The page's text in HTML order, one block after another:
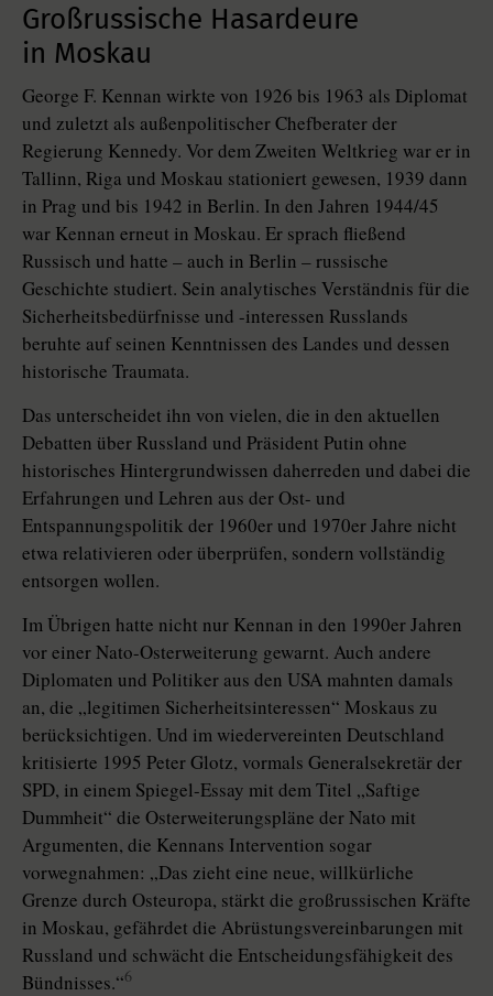
Großrussische Hasardeure
in Moskau
George F. Kennan wirkte von 1926 bis 1963 als Diplomat
und zuletzt als außenpolitischer Chefberater der
Regierung Kennedy. Vor dem Zweiten Weltkrieg war er in
Tallinn, Riga und Moskau stationiert gewesen, 1939 dann
in Prag und bis 1942 in Berlin. In den Jahren 1944/45
war Kennan erneut in Moskau. Er sprach fließend
Russisch und hatte – auch in Berlin – russische
Geschichte studiert. Sein analytisches Verständnis für die
Sicherheitsbedürfnisse und -interessen Russlands
beruhte auf seinen Kenntnissen des Landes und dessen
historische Traumata.
Das unterscheidet ihn von vielen, die in den ak­tuel­len
Debatten über Russland und Präsident Putin ohne
historisches Hintergrundwissen daherreden und dabei die
Erfahrungen und Lehren aus der Ost- und
Entspannungspolitik der 1960er und 1970er Jahre nicht
etwa relativieren oder überprüfen, sondern vollständig
entsorgen wollen.
Im Übrigen hatte nicht nur Kennan in den 1990er Jahren
vor einer Nato-Osterweiterung gewarnt. Auch andere
Diplomaten und Politiker aus den USA mahnten damals
an, die „legitimen Sicherheitsinteressen“ Moskaus zu
berücksichtigen. Und im wiedervereinten Deutschland
kritisierte 1995 Peter Glotz, vormals Generalsekretär der
SPD, in einem Spiegel-Essay mit dem Titel „Saftige
Dummheit“ die Osterweiterungspläne der Nato mit
Argumenten, die Kennans Intervention sogar
vorwegnahmen: „Das zieht eine neue, willkürliche
Grenze durch Osteuropa, stärkt die großrussischen Kräfte
in Moskau, gefährdet die Abrüstungsvereinbarungen mit
Russland und schwächt die Entscheidungsfähigkeit des
Bündnisses.“6